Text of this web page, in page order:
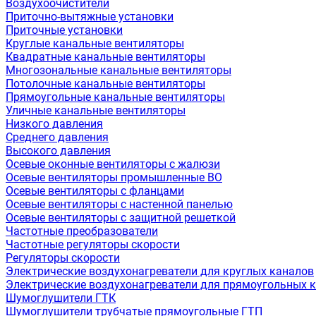
Воздухоочистители
Приточно-вытяжные установки
Приточные установки
Круглые канальные вентиляторы
Квадратные канальные вентиляторы
Многозональные канальные вентиляторы
Потолочные канальные вентиляторы
Прямоугольные канальные вентиляторы
Уличные канальные вентиляторы
Низкого давления
Среднего давления
Высокого давления
Осевые оконные вентиляторы с жалюзи
Осевые вентиляторы промышленные ВО
Осевые вентиляторы с фланцами
Осевые вентиляторы с настенной панелью
Осевые вентиляторы с защитной решеткой
Частотные преобразователи
Частотные регуляторы скорости
Регуляторы скорости
Электрические воздухонагреватели для круглых каналов
Электрические воздухонагреватели для прямоугольных
Шумоглушители ГТК
Шумоглушители трубчатые прямоугольные ГТП